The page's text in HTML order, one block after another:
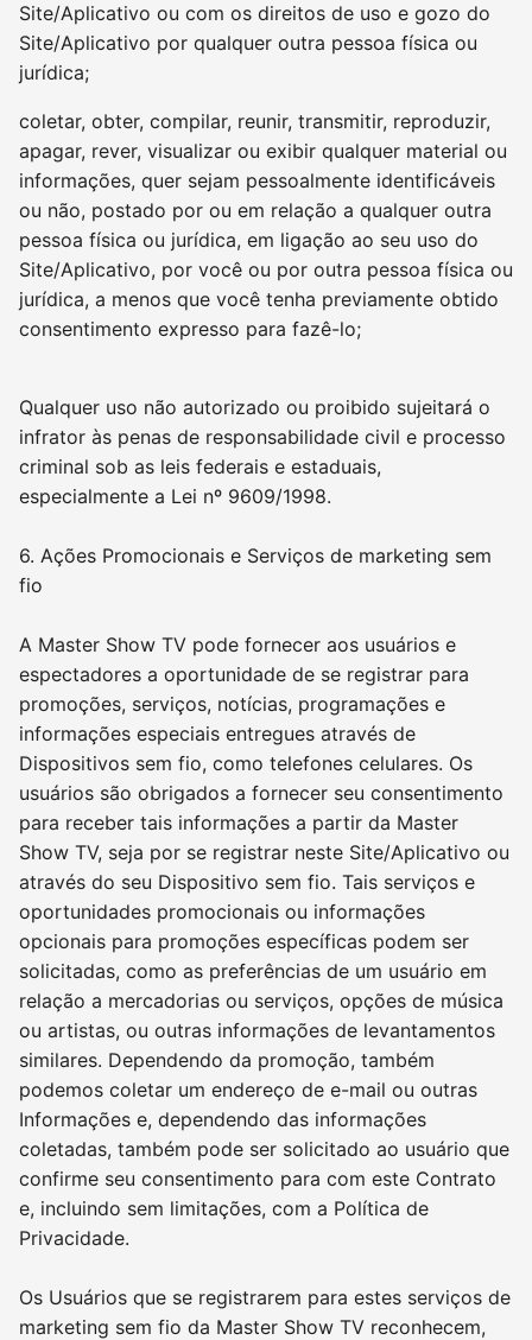
Site/Aplicativo ou com os direitos de uso e gozo do
Site/Aplicativo por qualquer outra pessoa física ou
jurídica;
coletar, obter, compilar, reunir, transmitir, reproduzir,
apagar, rever, visualizar ou exibir qualquer material ou
informações, quer sejam pessoalmente identificáveis
ou não, postado por ou em relação a qualquer outra
pessoa física ou jurídica, em ligação ao seu uso do
Site/Aplicativo, por você ou por outra pessoa física ou
jurídica, a menos que você tenha previamente obtido
consentimento expresso para fazê-lo;
Qualquer uso não autorizado ou proibido sujeitará o
infrator às penas de responsabilidade civil e processo
criminal sob as leis federais e estaduais,
especialmente a Lei nº 9609/1998.
6. Ações Promocionais e Serviços de marketing sem
fio
A Master Show TV pode fornecer aos usuários e
espectadores a oportunidade de se registrar para
promoções, serviços, notícias, programações e
informações especiais entregues através de
Dispositivos sem fio, como telefones celulares. Os
usuários são obrigados a fornecer seu consentimento
para receber tais informações a partir da Master
Show TV, seja por se registrar neste Site/Aplicativo ou
através do seu Dispositivo sem fio. Tais serviços e
oportunidades promocionais ou informações
opcionais para promoções específicas podem ser
solicitadas, como as preferências de um usuário em
relação a mercadorias ou serviços, opções de música
ou artistas, ou outras informações de levantamentos
similares. Dependendo da promoção, também
podemos coletar um endereço de e-mail ou outras
Informações e, dependendo das informações
coletadas, também pode ser solicitado ao usuário que
confirme seu consentimento para com este Contrato
e, incluindo sem limitações, com a Política de
Privacidade.
Os Usuários que se registrarem para estes serviços de
marketing sem fio da Master Show TV reconhecem,